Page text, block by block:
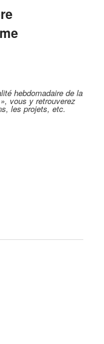
hebdomadaire de la
vous y retrouverez
les projets, etc.